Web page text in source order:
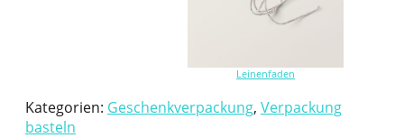
Leinenfaden
Kategorien: Geschenkverpackung, Verpackung
basteln